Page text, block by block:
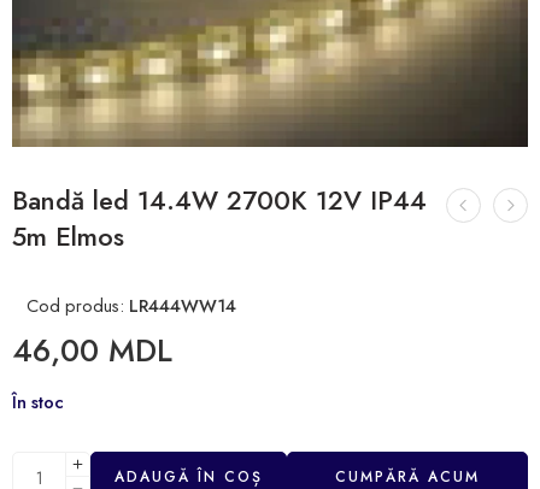
Bandă led 14.4W 2700K 12V IP44
5m Elmos
Cod produs: LR444WW14
46,00 MDL
În stoc
ADAUGĂ ÎN COȘ CUMPĂRĂ ACUM